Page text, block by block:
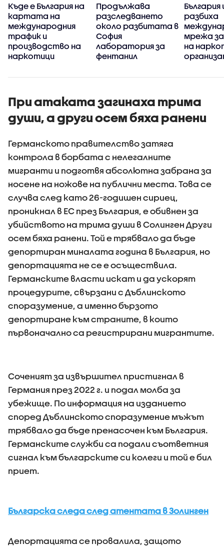
Къде е България на
картата на
международния
трафик и
производство на
наркотици
Продължава
разследването
около разбитата в
София
лаборатория за
фентанил
България
разбиха
мрежа
на
При атаката загинаха трима
души, а други осем бяха ранени
Германското правителство затяга
контрола в борбата с нелегалните
мигранти и подготвя абсолютна забрана за
носене на ножове на публични места. Това се
случва след като 26-годишен сириец,
проникнал в ЕС през България, е обивнен за
убийството на трима души в Солинген Други
осем бяха ранени. Той е трябвало да бъде
депортиран миналата година в България, но
депортацията не се е осъществила.
Германските власти искат и да ускорят
процедурите, свързани с Дъблинското
споразумение, а именно бързото
депортиране към страните, в които
първоначално са регистрирани мигрантите.
Соченият за извършител пристигнал в
Германия през 2022 г. и подал молба за
убежище. По информация на изданието
според Дъблинското споразумение мъжът
трябвало да бъде пренасочен към България.
Германските служби са подали съответния
сигнал към българските си колеги и той е бил
приет.
Българска следа след атентата в Золинген
Депортацията се провалила, защото